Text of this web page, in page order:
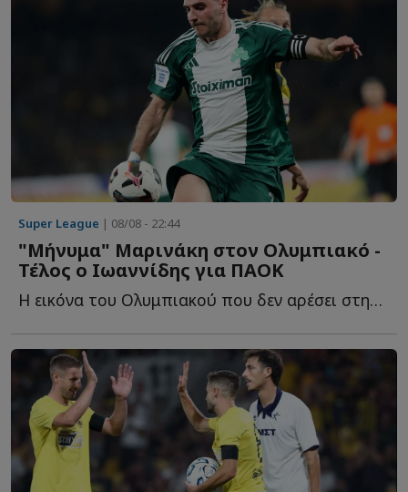
Super League | 08/08 - 22:44
"Μήνυμα" Μαρινάκη στον Ολυμπιακό -
Τέλος ο Ιωαννίδης για ΠΑΟΚ
Η εικόνα του Ολυμπιακού που δεν αρέσει στην διοίκηση, τ...